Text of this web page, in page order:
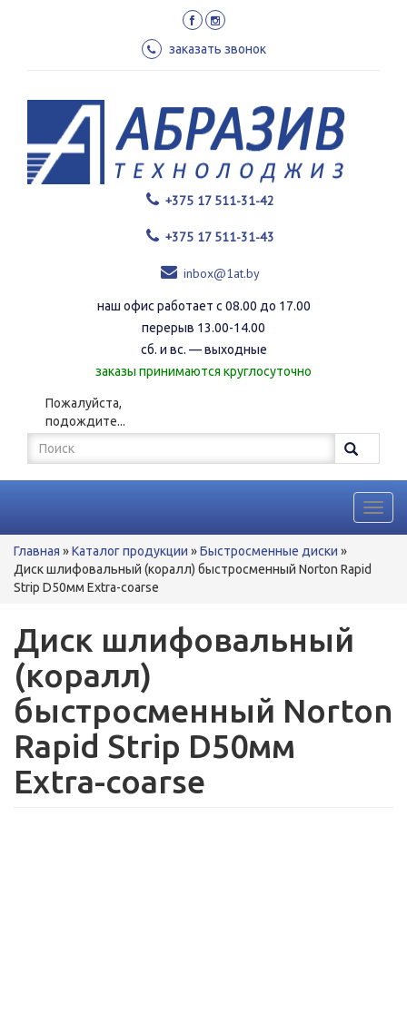
заказать звонок
+375 17 511-31-42
+375 17 511-31-43
inbox@1at.by
наш офис работает с 08.00 до 17.00
перерыв 13.00-14.00
сб. и вс. — выходные
заказы принимаются круглосуточно
Пожалуйста,
подождите...
Форма
поиска
Поиск
Вы
здесь
Главная »Каталог продукции »Быстросменные диски »
Диск шлифовальный (коралл) быстросменный Norton Rapid
Strip D50мм Extra-coarse
Диск шлифовальный
(коралл)
быстросменный Norton
Rapid Strip D50мм
Extra-coarse